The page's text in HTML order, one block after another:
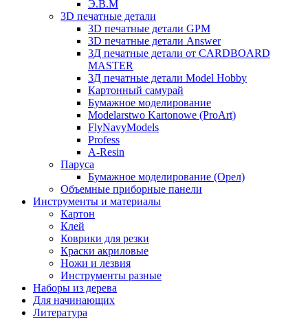
Э.В.М
3D печатные детали
3D печатные детали GPM
3D печатные детали Answer
3Д печатные детали от CARDBOARD
MASTER
3Д печатные детали Model Hobby
Картонный самурай
Бумажное моделирование
Modelarstwo Kartonowe (ProArt)
FlyNavyModels
Profess
A-Resin
Паруса
Бумажное моделирование (Орел)
Объемные приборные панели
Инструменты и материалы
Картон
Клей
Коврики для резки
Краски акриловые
Ножи и лезвия
Инструменты разные
Наборы из дерева
Для начинающих
Литература